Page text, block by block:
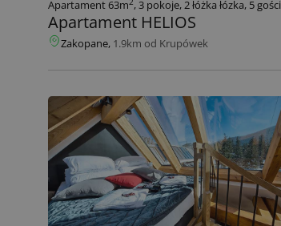
Apartament 63m , 3 pokoje, 2 łóżka łózka, 5 gości
Apartament HELIOS
Zakopane, 1.9km od Krupówek